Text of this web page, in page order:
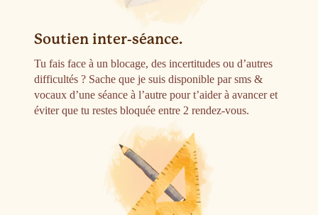
Soutien inter-séance.
Tu fais face à un blocage, des incertitudes ou d’autres
difficultés ? Sache que je suis disponible par sms &
vocaux d’une séance à l’autre pour t’aider à avancer et
éviter que tu restes bloquée entre 2 rendez-vous.